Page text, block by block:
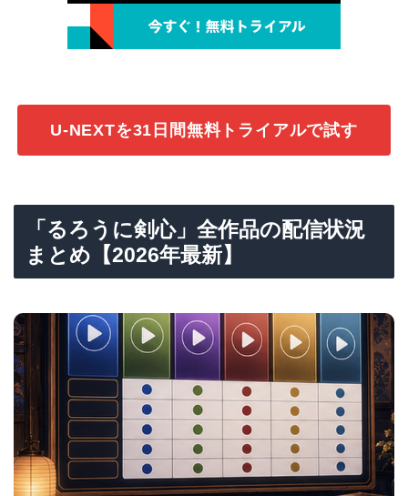
U-NEXTを31日間無料トライアルで試す
「るろうに剣心」全作品の配信状況
まとめ【2026年最新】